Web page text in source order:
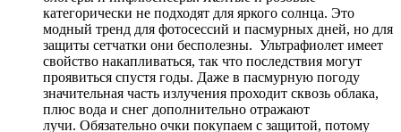
категорически не подходят для яркого солнца. Это
модный тренд для фотосессий и пасмурных дней, но для
защиты сетчатки они бесполезны. Ультрафиолет имеет
свойство накапливаться, так что последствия могут
проявиться спустя годы. Даже в пасмурную погоду
значительная часть излучения проходит сквозь облака,
плюс вода и снег дополнительно отражают
лучи. Обязательно очки покупаем с защитой, потому